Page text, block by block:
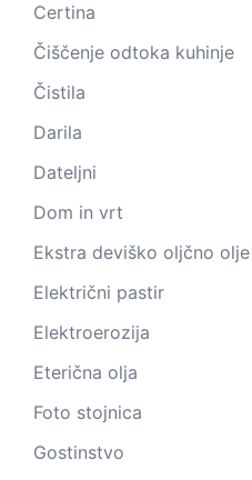
Certina
Čiščenje odtoka kuhinje
Čistila
Darila
Dateljni
Dom in vrt
Ekstra deviško oljčno
Električni pastir
Elektroerozija
Eterična olja
Foto stojnica
Gostinstvo